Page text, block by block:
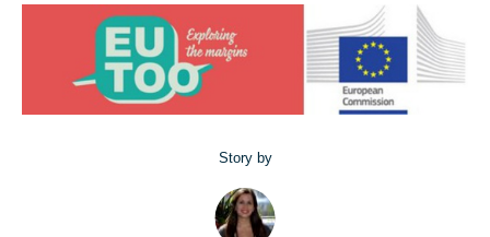
Story by